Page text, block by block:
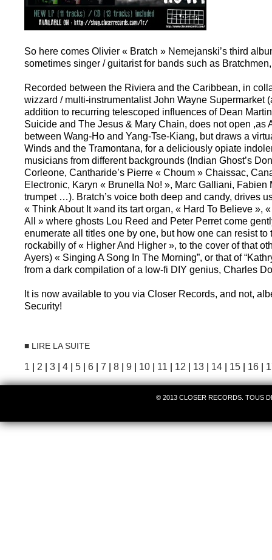
So here comes Olivier « Bratch » Nemejanski’s third
sometimes singer / guitarist for bands such as
Recorded between the Riviera and the Caribbean, in
wizzard / multi-instrumentalist John Wayne Supermarket
addition to recurring telescoped influences of Dean
Suicide and The Jesus & Mary Chain, does not open ,as
between Wang-Ho and Yang-Tse-Kiang, but draws a
Winds and the Tramontana, for a deliciously opiate
musicians from different backgrounds (Indian Ghost’s
Corleone, Cantharide’s Pierre « Choum » Chaissac,
Electronic, Karyn « Brunella No! », Marc Galliani,
trumpet …). Bratch’s voice both deep and candy, drives
« Think About It »and its tart organ, « Hard To Believe »,
All » where ghosts Lou Reed and Peter Perret come
enumerate all titles one by one, but how one can resist
rockabilly of « Higher And Higher », to the cover of that
Ayers) « Singing A Song In The Morning”, or that of
from a dark compilation of a low-fi DIY genius, Charles
It is now available to you via Closer Records, and not,
Security!
■ LIRE LA SUITE
1 2 3 4 5 6 7 8 9 10 11 12 13 14 15 16
© 2013 CLOSER RECORDS. TOUS